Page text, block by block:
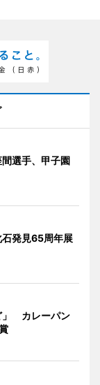
選手、甲子園
発見65周年展
」 カレーパン